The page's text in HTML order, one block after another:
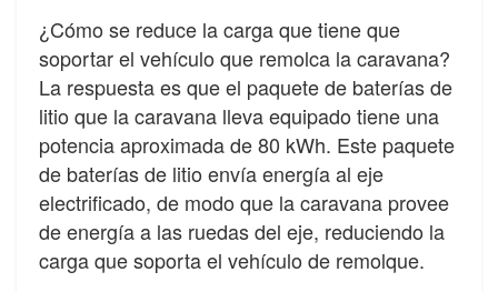
¿Cómo se reduce la carga que tiene que
soportar el vehículo que remolca la caravana?
La respuesta es que el paquete de baterías de
litio que la caravana lleva equipado tiene una
potencia aproximada de 80 kWh. Este paquete
de baterías de litio envía energía al eje
electrificado, de modo que la caravana provee
de energía a las ruedas del eje, reduciendo la
carga que soporta el vehículo de remolque.